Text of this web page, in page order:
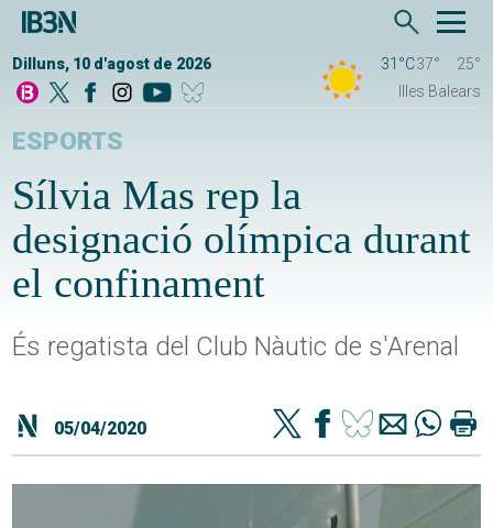
Dilluns, 10 d'agost de 2026 31°C37°
25°
Illes Balears
ESPORTS
Sílvia Mas rep la
designació olímpica durant
el confinament
És regatista del Club Nàutic de s'Arenal
05/04/2020